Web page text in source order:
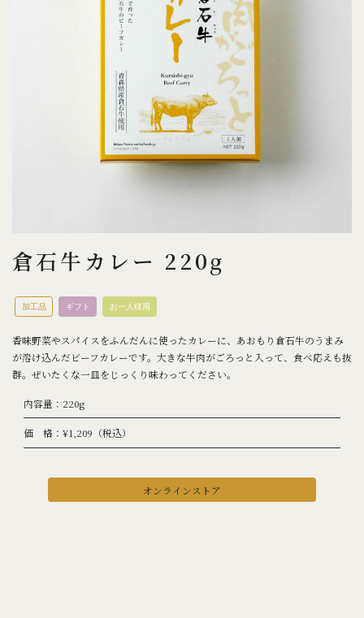
倉石牛カレー 220g
加工品 ギフト お一人様用
香味野菜やスパイスをふんだんに使ったカレーに、あおもり倉石牛のうまみ
が溶け込んだビーフカレーです。大きな牛肉がごろっと入って、食べ応えも抜
群。ぜいたくな一皿をじっくり味わってください。
内容量：220g
価 格：¥1,209（税込）
オンラインストア